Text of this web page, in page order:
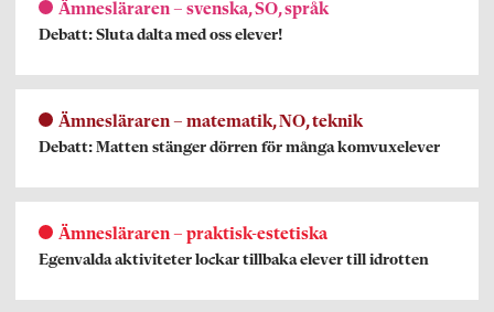
Ämnesläraren – svenska, SO, språk
Debatt: Sluta dalta med oss elever!
Ämnesläraren – matematik, NO, teknik
Debatt: Matten stänger dörren för många komvuxelever
Ämnesläraren – praktisk-estetiska
Egenvalda aktiviteter lockar tillbaka elever till idrotten